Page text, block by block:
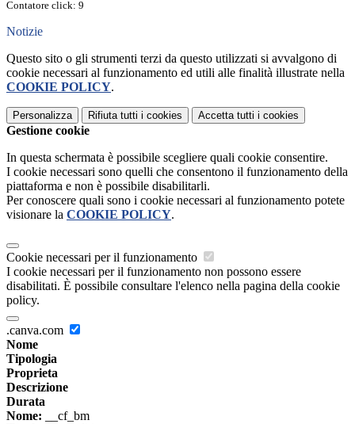
Contatore click: 9
Notizie
Questo sito o gli strumenti terzi da questo utilizzati si avvalgono di
cookie necessari al funzionamento ed utili alle finalità illustrate nella
COOKIE POLICY.
Personalizza Rifiuta tutti i cookies Accetta tutti i cookies
Gestione cookie
In questa schermata è possibile scegliere quali cookie consentire.
I cookie necessari sono quelli che consentono il funzionamento della
piattaforma e non è possibile disabilitarli.
Per conoscere quali sono i cookie necessari al funzionamento potete
visionare la COOKIE POLICY.
Cookie necessari per il funzionamento
I cookie necessari per il funzionamento non possono essere
disabilitati. È possibile consultare l'elenco nella pagina della cookie
policy.
.canva.com
Nome
Tipologia
Proprieta
Descrizione
Durata
Nome: __cf_bm